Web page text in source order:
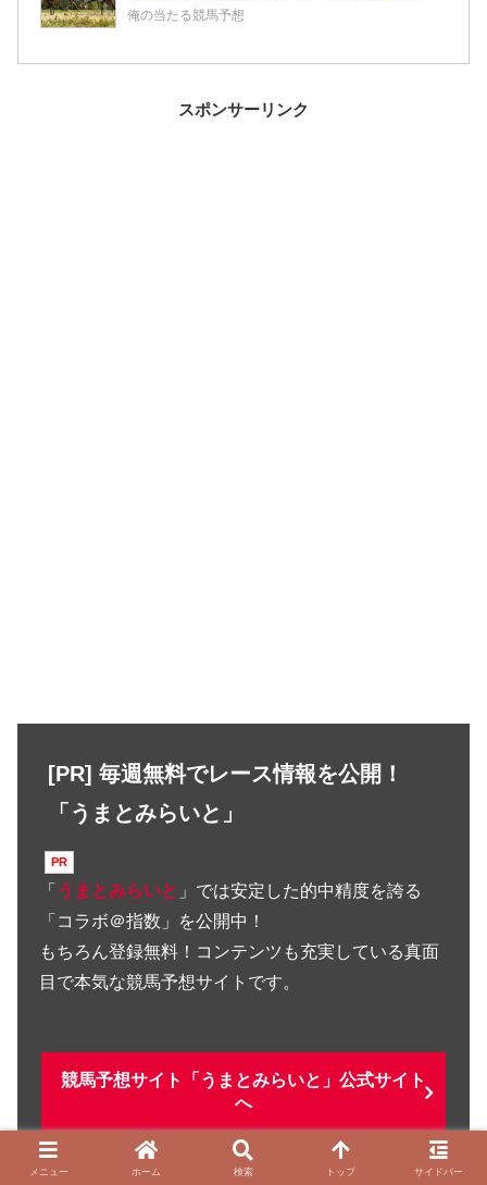
俺の当たる競馬予想
スポンサーリンク
[PR] 毎週無料でレース情報を公開！
「うまとみらいと」
「 うまとみらいと 」では安定した的中精度を誇る
「コラボ＠指数」を公開中！
もちろん登録無料！コンテンツも充実している真面
目で本気な競馬予想サイトです。
競馬予想サイト「うまとみらいと」公式サイト
へ
メニュー ホーム 検索 トップ サイドバー